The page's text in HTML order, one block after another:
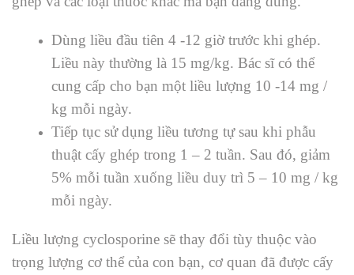
Dùng liều đầu tiên 4 -12 giờ trước khi ghép.
Liều này thường là 15 mg/kg. Bác sĩ có thể
cung cấp cho bạn một liều lượng 10 -14 mg /
kg mỗi ngày.
Tiếp tục sử dụng liều tương tự sau khi phẫu
thuật cấy ghép trong 1 – 2 tuần. Sau đó, giảm
5% mỗi tuần xuống liều duy trì 5 – 10 mg / kg
mỗi ngày.
Liều lượng cyclosporine sẽ thay đổi tùy thuộc vào
trọng lượng cơ thể của con bạn, cơ quan đã được cấy